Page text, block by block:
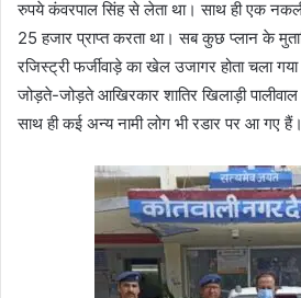
रुपये कंवरपाल सिंह से लेता था। साथ ही एक
25 हजार प्राप्त करता था। सब कुछ प्लान के
रजिस्ट्री फर्जीवाड़े का खेल उजागर होता चला
जोड़ते-जोड़ते आखिरकार शातिर खिलाड़ी
साथ ही कई अन्य नामी लोग भी रडार पर आ गए हैं।